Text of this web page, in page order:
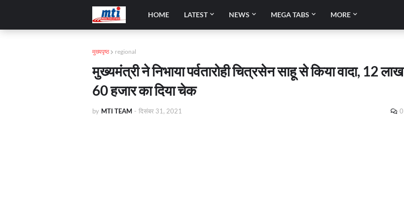
HOME LATEST NEWS MEGA TABS MORE
मुख्यपृष्ठ regional
मुख्यमंत्री ने निभाया पर्वतारोही चित्रसेन साहू से किया वादा, 12 लाख
60 हजार का दिया चेक
by MTI TEAM - दिसंबर 31, 2021 0